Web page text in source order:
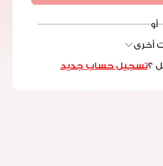
أو
أخرى
؟تسجيل حساب جديد